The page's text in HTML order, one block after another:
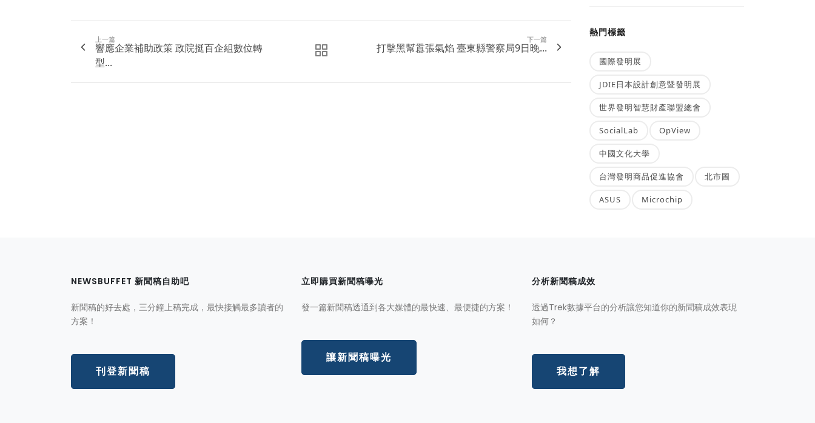
上一篇
響應企業補助政策 政院挺百企組數位轉
型...
下一篇
打擊黑幫囂張氣焰 臺東縣警察局9日晚...
熱門標籤
國際發明展
JDIE日本設計創意暨發明展
世界發明智慧財產聯盟總會
SocialLab OpView
中國文化大學
台灣發明商品促進協會 北市圖
ASUS Microchip
NEWSBUFFET 新聞稿自助吧
新聞稿的好去處，三分鐘上稿完成，最快接觸最多讀者的
方案！
刊登新聞稿
立即購買新聞稿曝光
發一篇新聞稿透通到各大媒體的最快速、最便捷的方案！
讓新聞稿曝光
分析新聞稿成效
透過Trek數據平台的分析讓您知道你的新聞稿成效表現
如何？
我想了解